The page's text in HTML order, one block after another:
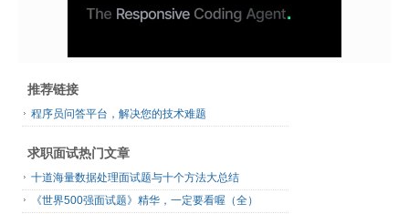
推荐链接
程序员问答平台，解决您的技术难题
求职面试热门文章
十道海量数据处理面试题与十个方法大总结
《世界500强面试题》精华，一定要看喔（全）